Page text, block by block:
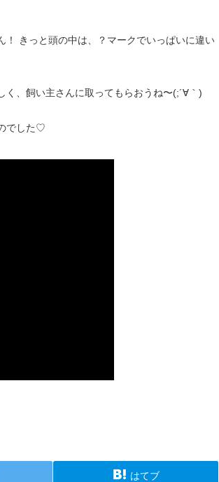
きっと頭の中は、？マークでいっぱいに違い
、飼い主さんに取ってもらおうね〜(;´∀｀)
でした♡
はてブ